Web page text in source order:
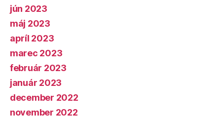
jún 2023
máj 2023
apríl 2023
marec 2023
február 2023
január 2023
december 2022
november 2022